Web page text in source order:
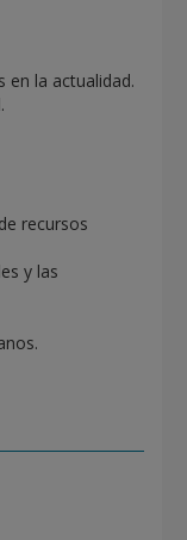
en la actualidad.
recursos
y las